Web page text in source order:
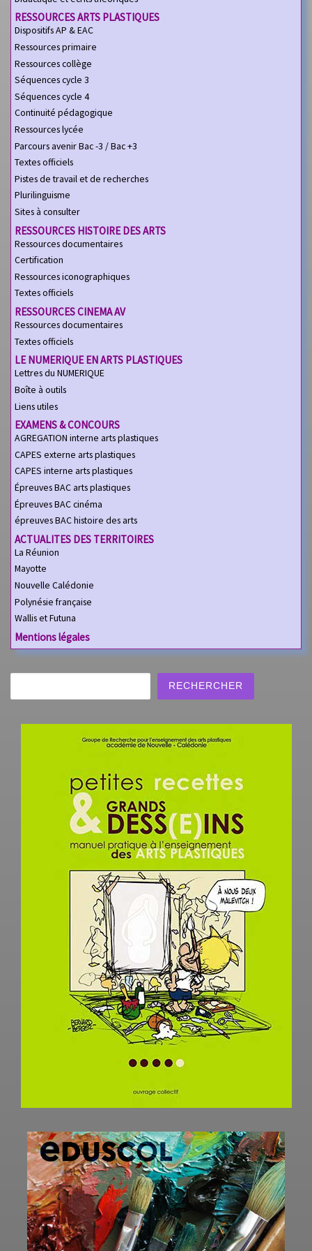
RESSOURCES ARTS PLASTIQUES
Dispositifs AP & EAC
Ressources primaire
Ressources collège
Séquences cycle 3
Séquences cycle 4
Continuité pédagogique
Ressources lycée
Parcours avenir Bac -3 / Bac +3
Textes officiels
Pistes de travail et de recherches
Plurilinguisme
Sites à consulter
RESSOURCES HISTOIRE DES ARTS
Ressources documentaires
Certification
Ressources iconographiques
Textes officiels
RESSOURCES CINEMA AV
Ressources documentaires
Textes officiels
LE NUMERIQUE EN ARTS PLASTIQUES
Lettres du NUMERIQUE
Boîte à outils
Liens utiles
EXAMENS & CONCOURS
AGREGATION interne arts plastiques
CAPES externe arts plastiques
CAPES interne arts plastiques
Épreuves BAC arts plastiques
Épreuves BAC cinéma
épreuves BAC histoire des arts
ACTUALITES DES TERRITOIRES
La Réunion
Mayotte
Nouvelle Calédonie
Polynésie française
Wallis et Futuna
Mentions légales
RECHERCHER